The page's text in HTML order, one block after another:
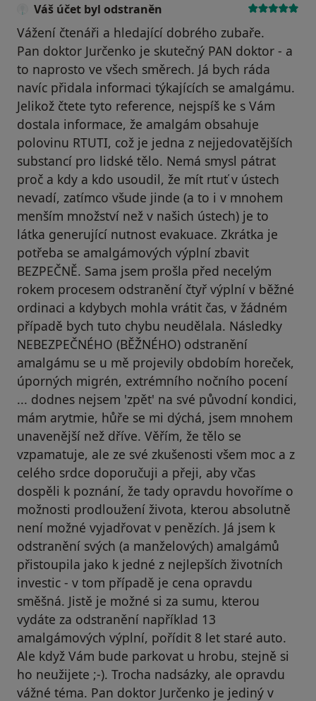
Váš účet byl odstraněn
Vážení čtenáři a hledající dobrého zubaře.
Pan doktor Jurčenko je skutečný PAN doktor - a
to naprosto ve všech směrech. Já bych ráda
navíc přidala informaci týkajících se amalgámu.
Jelikož čtete tyto reference, nejspíš ke s Vám
dostala informace, že amalgám obsahuje
polovinu RTUTI, což je jedna z nejjedovatějších
substancí pro lidské tělo. Nemá smysl pátrat
proč a kdy a kdo usoudil, že mít rtuť v ústech
nevadí, zatímco všude jinde (a to i v mnohem
menším množství než v našich ústech) je to
látka generující nutnost evakuace. Zkrátka je
potřeba se amalgámových výplní zbavit
BEZPEČNĚ. Sama jsem prošla před necelým
rokem procesem odstranění čtyř výplní v běžné
ordinaci a kdybych mohla vrátit čas, v žádném
případě bych tuto chybu neudělala. Následky
NEBEZPEČNÉHO (BĚŽNÉHO) odstranění
amalgámu se u mě projevily obdobím horeček,
úporných migrén, extrémního nočního pocení
... dodnes nejsem 'zpět' na své původní kondici,
mám arytmie, hůře se mi dýchá, jsem mnohem
unavenější než dříve. Věřím, že tělo se
vzpamatuje, ale ze své zkušenosti všem moc a z
celého srdce doporučuji a přeji, aby včas
dospěli k poznání, že tady opravdu hovoříme o
možnosti prodloužení života, kterou absolutně
není možné vyjadřovat v penězích. Já jsem k
odstranění svých (a manželových) amalgámů
přistoupila jako k jedné z nejlepších životních
investic - v tom případě je cena opravdu
směšná. Jistě je možné si za sumu, kterou
vydáte za odstranění například 13
amalgámových výplní, pořídit 8 let staré auto.
Ale když Vám bude parkovat u hrobu, stejně si
ho neužijete ;-). Trocha nadsázky, ale opravdu
vážné téma. Pan doktor Jurčenko je jediný v